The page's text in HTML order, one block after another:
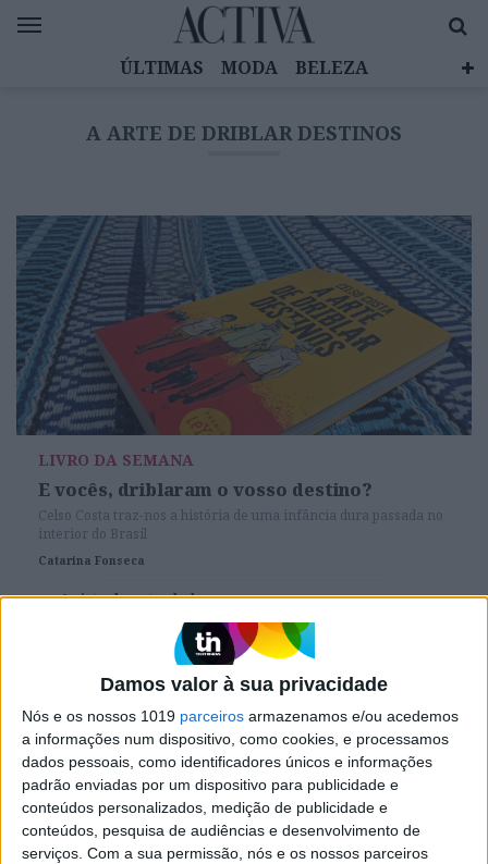
Damos valor à sua privacidade
Nós e os nossos 1019 parceiros armazenamos e/ou acedemos
a informações num dispositivo, como cookies, e processamos
dados pessoais, como identificadores únicos e informações
padrão enviadas por um dispositivo para publicidade e
conteúdos personalizados, medição de publicidade e
conteúdos, pesquisa de audiências e desenvolvimento de
serviços. Com a sua permissão, nós e os nossos parceiros
ÚLTIMAS MODA
BELEZA
EMOÇÕES
MULHERES INSPIRADORAS
A ARTE DE DRIBLAR DESTINOS
LIVRO DA SEMANA
E vocês, driblaram o vosso destino?
Celso Costa traz-nos a história de uma infância dura passada no
interior do Brasil
Catarina Fonseca
A vista do outro lado
SITES DO GRUPO TRUST IN NEWS
Visão Holofote